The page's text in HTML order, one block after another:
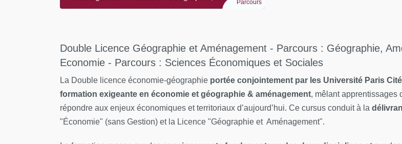
Aménagement, Environnement,
Parcours
Double Licence Géographie et Aménagement - Parcours : Géographie,
Economie - Parcours : Sciences Économiques et Sociales
La Double licence économie-géographie portée conjointement par les Université Paris
formation exigeante en économie et géographie & aménagement, mêlant apprentissages
répondre aux enjeux économiques et territoriaux d’aujourd’hui. Ce cursus conduit à la
"Économie" (sans Gestion) et la Licence "Géographie et Aménagement".